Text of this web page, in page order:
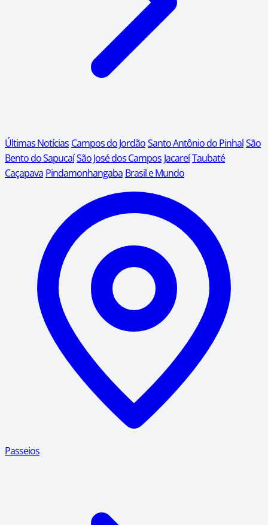
Últimas Notícias Campos do JordãoSanto Antônio do PinhalSão
Bento do SapucaíSão José dos Campos JacareíTaubaté
Caçapava Pindamonhangaba Brasil e Mundo
Passeios